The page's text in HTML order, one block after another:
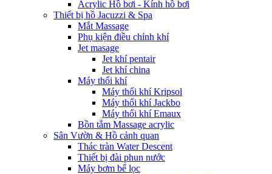
Acrylic Hồ bơi - Kính hồ bơi
Thiết bị hồ Jacuzzi & Spa
Mắt Massage
Phụ kiện điều chỉnh khí
Jet masage
Jet khí pentair
Jet khí china
Máy thổi khí
Máy thổi khí Kripsol
Máy thổi khí Jackbo
Máy thổi khí Emaux
Bồn tắm Massage acrylic
Sân Vườn & Hồ cảnh quan
Thác tràn Water Descent
Thiết bị đài phun nước
Máy bơm bể lọc